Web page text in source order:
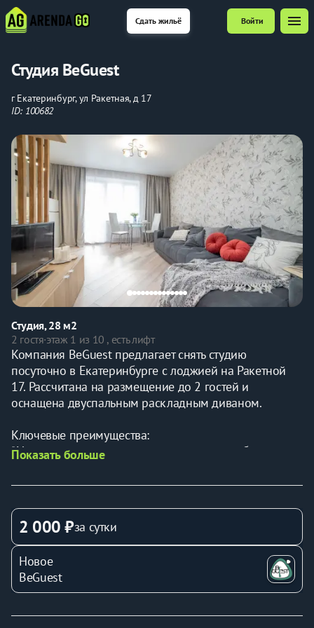
Сдать жильё Войти menu
Студия BeGuest
г Екатеринбург, ул Ракетная, д 17
ID: 100682
Студия, 28 м2
2 гостя·этаж 1 из 10 , есть лифт
Компания BeGuest предлагает снять студию
посуточно в Екатеринбурге с лоджией на Ракетной
17. Рассчитана на размещение до 2 гостей и
оснащена двуспальным раскладным диваном.
Ключевые преимущества:
* Удалённое заселение — получайте ключи без
* Вместимость: до 2 гостей ( раскладной диван)
* Отчётные документы для командированных
* Всё включено — от постельного белья до Wi-Fi
Расположение:
* В пешей доступности остановка общественного
транспорта "ТК Докер"
* Продуктовые магазины - "Пятерочка", "Монетка",
Показать больше
2 000 ₽за сутки
Новое
BeGuest